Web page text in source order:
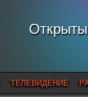
ТЕЛЕВИДЕНИЕ